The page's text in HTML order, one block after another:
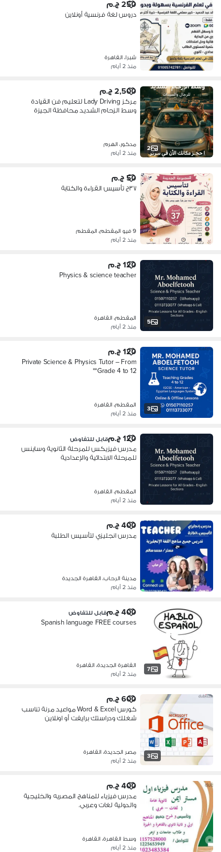
250 ج.م
دروس لغة فرنسية أونلاين
شبرا، القاهرة
منذ 2 أيام
2
2,500 ج.م
مركز Lady Driving لتعليم فن القيادة
وسط الزحام الشديد محافظة الجيزة
مدكور، الهرم
منذ 2 أيام
50 ج.م
٣٧ج تأسيس القراءة والكتابة
9 فيو المقطم، المقطم
منذ 2 أيام
5
120 ج.م
Physics & science teacher
المقطم، القاهرة
منذ 2 أيام
3
120 ج.م
Private Science & Physics Tutor – From
Grade 4 to 12**
المقطم، القاهرة
منذ 2 أيام
120 ج.م قابل للتفاوض
مدرس فيزيكس للمرحلة الثانوية وساينس
للمرحلة الابتدائية والإعدادية
المقطم، القاهرة
منذ 2 أيام
400 ج.م
مدرس انجليزي لتأسيس الطلبة
مدينة الرحاب، القاهرة الجديدة
منذ 2 أيام
7
400 ج.م قابل للتفاوض
Spanish language FREE courses
القاهرة الجديدة، القاهرة
منذ 2 أيام
3
600 ج.م
كورس Word & Excel مواعيد مرنة تناسب
شغلك ودراستك برايفت أو اونلاين
مصر الجديدة، القاهرة
منذ 2 أيام
400 ج.م
مدرس فيزياء للمناهج المصريه والخليجية
والدولية لغات وعربي.
وسط القاهرة، القاهرة
منذ 2 أيام